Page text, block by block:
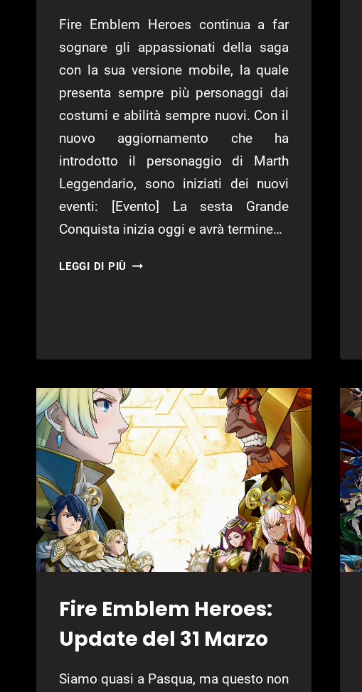
Fire Emblem Heroes continua a far
sognare gli appassionati della saga
con la sua versione mobile, la quale
presenta sempre più personaggi dai
costumi e abilità sempre nuovi. Con il
nuovo aggiornamento che ha
introdotto il personaggio di Marth
Leggendario, sono iniziati dei nuovi
eventi: [Evento] La sesta Grande
Conquista inizia oggi e avrà termine…
LEGGI DI PIÙ FIRE
AGOSTO
Fire Emblem Heroes:
Update del 31 Marzo
Siamo quasi a Pasqua, ma questo non